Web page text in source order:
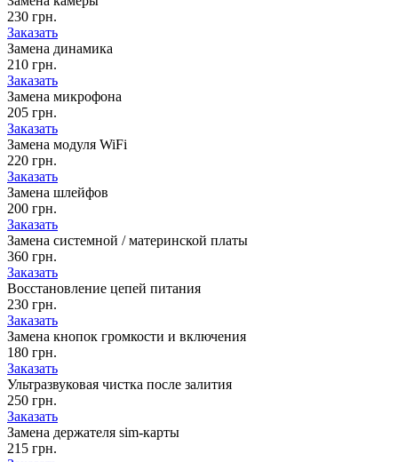
230 грн.
Заказать
Замена динамика
210 грн.
Заказать
Замена микрофона
205 грн.
Заказать
Замена модуля WiFi
220 грн.
Заказать
Замена шлейфов
200 грн.
Заказать
Замена системной / материнской платы
360 грн.
Заказать
Восстановление цепей питания
230 грн.
Заказать
Замена кнопок громкости и включения
180 грн.
Заказать
Ультразвуковая чистка после залития
250 грн.
Заказать
Замена держателя sim-карты
215 грн.